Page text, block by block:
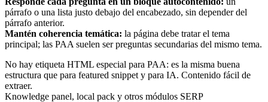
párrafo o una lista justo debajo del encabezado, sin depender del
párrafo anterior.
Mantén coherencia temática: la página debe tratar el tema
principal; las PAA suelen ser preguntas secundarias del mismo tema.
No hay etiqueta HTML especial para PAA: es la misma buena
estructura que para featured snippet y para IA. Contenido fácil de
extraer.
Knowledge panel, local pack y otros módulos SERP